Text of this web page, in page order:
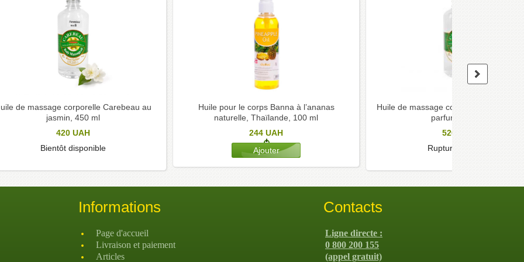
de massage corporelle Carebeau au
jasmin, 450 ml
420 UAH
Bientôt disponible
Huile pour le corps Banna à l’ananas
naturelle, Thaïlande, 100 ml
244 UAH
Huile de massage corporelle Carebeau
parfum, 450 ml
520
Rupture de stock
Informations
Page d'accueil
Livraison et paiement
Articles
Contacts
Ligne directe :
0 800 200 155
(appel gratuit)